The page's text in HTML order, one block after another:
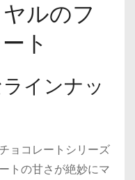
ルのフ
ト
インナッ
ョコレートシリーズ
トの甘さが絶妙にマ